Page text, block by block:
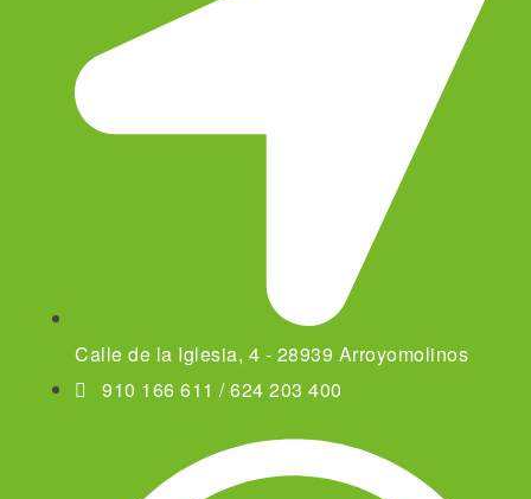
Calle de la Iglesia, 4 - 28939 Arroyomolinos
910 166 611 / 624 203 400